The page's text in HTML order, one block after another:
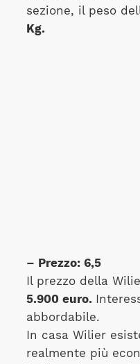
sezione, il peso
Kg.
– Prezzo: 6,5
Il prezzo della
5.900 euro.
abbordabile.
In casa Wilier
realmente più